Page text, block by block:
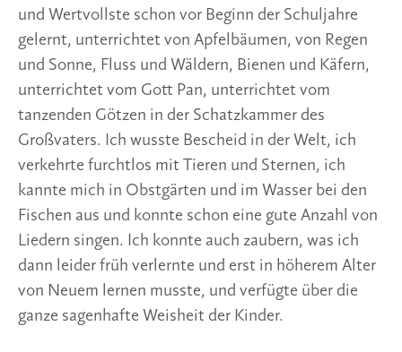
und Wertvollste schon vor Beginn der Schuljahre
gelernt, unterrichtet von Apfelbäumen, von Regen
und Sonne, Fluss und Wäldern, Bienen und Käfern,
unterrichtet vom Gott Pan, unterrichtet vom
tanzenden Götzen in der Schatzkammer des
Großvaters. Ich wusste Bescheid in der Welt, ich
verkehrte furchtlos mit Tieren und Sternen, ich
kannte mich in Obstgärten und im Wasser bei den
Fischen aus und konnte schon eine gute Anzahl von
Liedern singen. Ich konnte auch zaubern, was ich
dann leider früh verlernte und erst in höherem Alter
von Neuem lernen musste, und verfügte über die
ganze sagenhafte Weisheit der Kinder.